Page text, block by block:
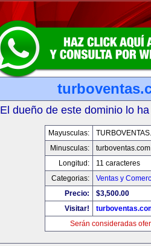
El dueño de este dominio lo
Mayusculas:
Minusculas:
turboventas.com
Longitud:
11 caracteres
Categorias:
Ventas y
Precio:
$3,500.00
Visitar!
Serán consideradas